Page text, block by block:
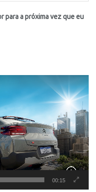
para a próxima vez que eu
00:15